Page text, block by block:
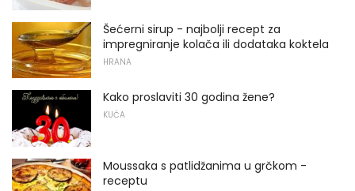
Šećerni sirup - najbolji recept za
impregniranje kolača ili dodataka koktela
HRANA
Kako proslaviti 30 godina žene?
KUĆA
Moussaka s patlidžanima u grčkom -
receptu